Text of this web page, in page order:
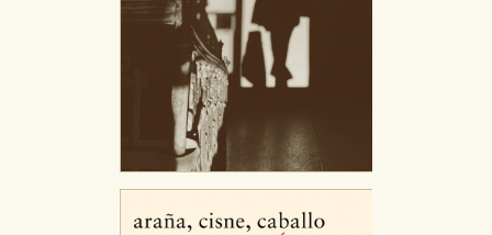
CONFIGURACIÓN DE COOKIES
HABILITAR TODO RECHAZAR TODO
Cookies necesarias